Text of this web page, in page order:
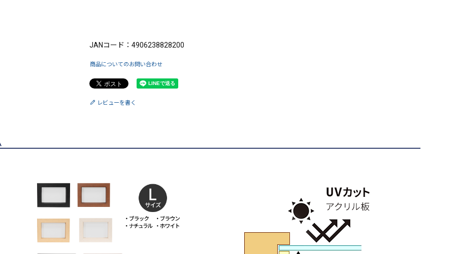
JANコード：4906238828200
商品についてのお問い合わせ
レビューを書く